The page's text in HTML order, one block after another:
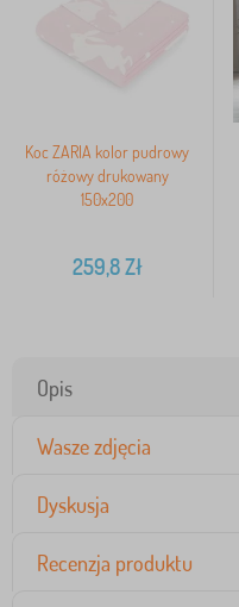
Koc ZARIA kolor pudrowy
różowy drukowany
150x200
259,8Zł
Opis
Wasze zdjęcia
Dyskusja
Recenzja produktu